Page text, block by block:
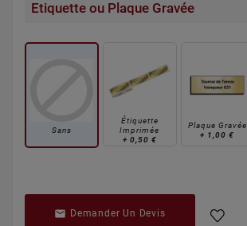
Etiquette ou Plaque Gravée
Sans
Étiquette
Imprimée
+ 0,50 €
Plaque Gravée
+ 1,00 €
 Demander Un Devis